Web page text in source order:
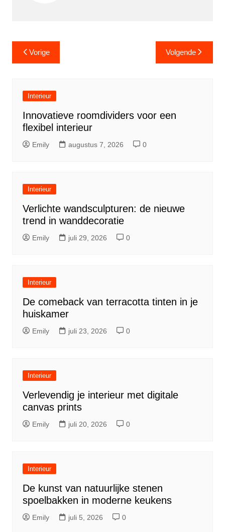
Berichtnavigatie
Vorige Volgende
Interieur
Innovatieve roomdividers voor een
flexibel interieur
Emily augustus 7, 2026 0
Interieur
Verlichte wandsculpturen: de nieuwe
trend in wanddecoratie
Emily juli 29, 2026 0
Interieur
De comeback van terracotta tinten in je
huiskamer
Emily juli 23, 2026 0
Interieur
Verlevendig je interieur met digitale
canvas prints
Emily juli 20, 2026 0
Interieur
De kunst van natuurlijke stenen
spoelbakken in moderne keukens
Emily juli 5, 2026 0